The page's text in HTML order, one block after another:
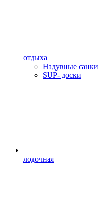
отдыха
Надувные санки
SUP- доски
лодочная